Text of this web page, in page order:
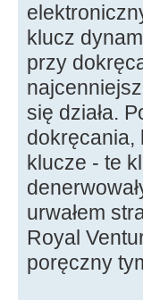
klucz
przy
się działa.
dokręcania,
klucze - te
urwałem
Royal
poręczny